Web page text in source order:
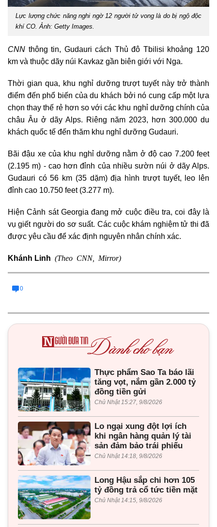
Lực lượng chức năng nghi ngờ 12 người tử vong là do bị ngộ độc
khí CO. Ảnh: Getty Images.
CNN thông tin, Gudauri cách Thủ đô Tbilisi khoảng 120
km và thuộc dãy núi Kavkaz gần biên giới với Nga.
Thời gian qua, khu nghỉ dưỡng trượt tuyết này trở thành
điểm đến phổ biến của du khách bởi nó cung cấp một lựa
chọn thay thế rẻ hơn so với các khu nghỉ dưỡng chính của
châu Âu ở dãy Alps. Riêng năm 2023, hơn 300.000 du
khách quốc tế đến thăm khu nghỉ dưỡng Gudauri.
Bãi đậu xe của khu nghỉ dưỡng nằm ở độ cao 7.200 feet
(2.195 m) - cao hơn đỉnh của nhiều sườn núi ở dãy Alps.
Gudauri có 56 km (35 dặm) địa hình trượt tuyết, leo lên
đỉnh cao 10.750 feet (3.277 m).
Hiện Cảnh sát Georgia đang mở cuộc điều tra, coi đây là
vụ giết người do sơ suất. Các cuộc khám nghiệm tử thi đã
được yêu cầu để xác định nguyên nhân chính xác.
Khánh Linh (Theo CNN, Mirror)
0
Thực phẩm Sao Ta báo lãi
tăng vọt, nắm gần 2.000 tỷ
đồng tiền gửi
Chủ Nhật 15:27, 9/8/2026
Lo ngại xung đột lợi ích
khi ngân hàng quản lý tài
sản đảm bảo trái phiếu
Chủ Nhật 14:18, 9/8/2026
Long Hậu sắp chi hơn 105
tỷ đồng trả cổ tức tiền mặt
Chủ Nhật 14:15, 9/8/2026